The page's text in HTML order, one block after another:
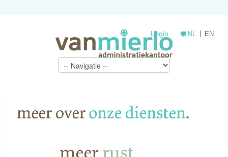
Login NL EN